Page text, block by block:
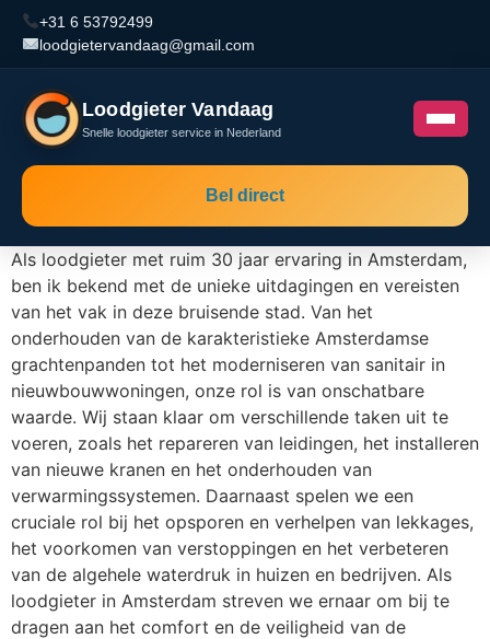
+31 6 53792499
loodgietervandaag@gmail.com
Loodgieter Vandaag
Snelle loodgieter service in Nederland
Bel direct
Als loodgieter met ruim 30 jaar ervaring in Amsterdam,
ben ik bekend met de unieke uitdagingen en vereisten
van het vak in deze bruisende stad. Van het
onderhouden van de karakteristieke Amsterdamse
grachtenpanden tot het moderniseren van sanitair in
nieuwbouwwoningen, onze rol is van onschatbare
waarde. Wij staan klaar om verschillende taken uit te
voeren, zoals het repareren van leidingen, het installeren
van nieuwe kranen en het onderhouden van
verwarmingssystemen. Daarnaast spelen we een
cruciale rol bij het opsporen en verhelpen van lekkages,
het voorkomen van verstoppingen en het verbeteren
van de algehele waterdruk in huizen en bedrijven. Als
loodgieter in Amsterdam streven we ernaar om bij te
dragen aan het comfort en de veiligheid van de